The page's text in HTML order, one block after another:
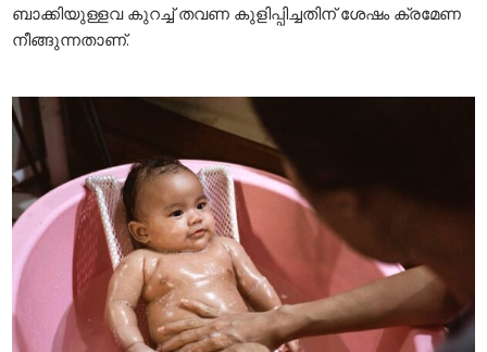
ബാക്കിയുള്ളവ കുറച്ച് തവണ കുളിപ്പിച്ചതിന് ശേഷം ക്രമേണ
നീങ്ങുന്നതാണ്.